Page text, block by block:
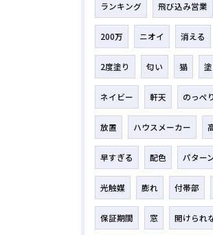
ランキング 飛び込み営業
200万 ニオイ 消える
2度塗り 匂い 猫
ネイビー 軒天 のっぺ
放置 ハウスメーカー
早すぎる 配色 パター
光触媒 膨れ 付帯部
保証期間 窓 開けられ